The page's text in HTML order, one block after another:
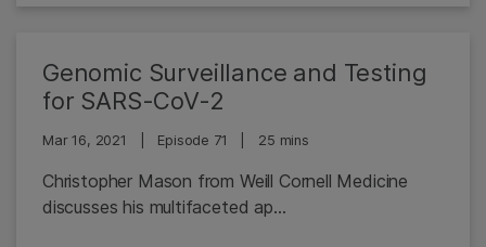
Genomic Surveillance and Testing
for SARS-CoV-2
Mar 16, 2021 Episode 71 25 mins
Christopher Mason from Weill Cornell Medicine
discusses his multifaceted ap...